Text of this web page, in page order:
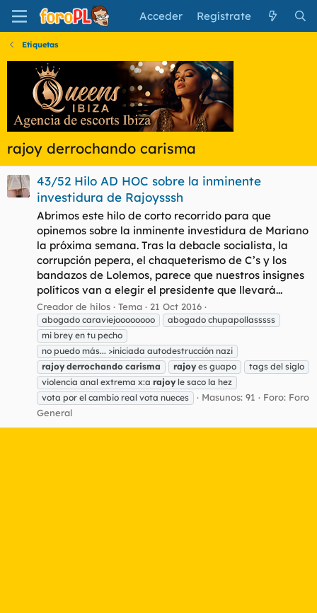
Acceder Regístrate
Etiquetas
rajoy derrochando carisma
43/52 Hilo AD HOC sobre la inminente
investidura de Rajoysssh
Abrimos este hilo de corto recorrido para que
opinemos sobre la inminente investidura de Mariano
la próxima semana. Tras la debacle socialista, la
corrupción pepera, el chaqueterismo de C’s y los
bandazos de Lolemos, parece que nuestros insignes
políticos van a elegir el presidente que llevará...
Creador de hilos Tema 21 Oct 2016
abogado caraviejoooooooo
abogado chupapollasssss
mi brey en tu pecho
no puedo más... >iniciada autodestrucción nazi
rajoy derrochando carisma rajoy es guapo
tags del siglo
violencia anal extrema x:a rajoy le saco la hez
vota por el cambio real vota nueces
Masunos: 91 Foro: Foro
General